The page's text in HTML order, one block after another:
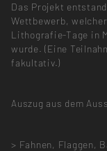
Das Projekt
Wettbewerb,
Lithografie-Tage in
wurde. (Eine
fakultativ.)
Auszug aus dem
> Fahnen, Flaggen,